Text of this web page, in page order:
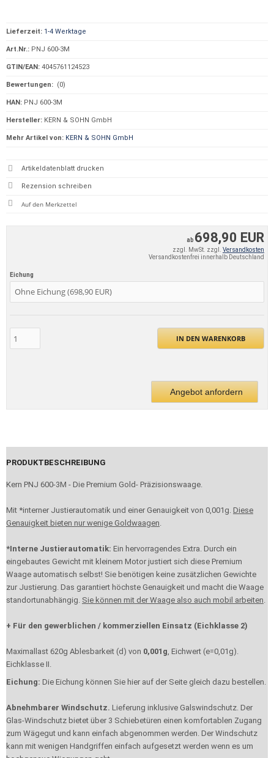
ab 698,90 EUR
zzgl. MwSt. zzgl. Versandkosten
Versandkostenfrei innerhalb Deutschland
Eichung
IN DEN WARENKORB
Angebot anfordern
Lieferzeit: 1-4 Werktage
Art.Nr.: PNJ 600-3M
GTIN/EAN: 4045761124523
Bewertungen: (0)
HAN: PNJ 600-3M
Hersteller: KERN & SOHN GmbH
Mehr Artikel von: KERN & SOHN GmbH
Artikeldatenblatt drucken
Rezension schreiben
PRODUKTBESCHREIBUNG
Kern PNJ 600-3M - Die Premium Gold- Präzisionswaage.
Mit *interner Justierautomatik und einer Genauigkeit von 0,001g. Diese
Genauigkeit bieten nur wenige Goldwaagen
*Interne Justierautomatik: Ein hervorragendes Extra. Durch ein
eingebautes Gewicht mit kleinem Motor justiert sich diese Premium
Waage automatisch selbst! Sie benötigen keine zusätzlichen Gewichte
zur Justierung. Das garantiert höchste Genauigkeit und macht die Waage
standortunabhängig. Sie können mit der Waage also auch mobil arbeiten
+ Für den gewerblichen / kommerziellen Einsatz (Eichklasse 2)
Maximallast 620g Ablesbarkeit (d) von 0,001g , Eichwert (e=0,01g).
Eichklasse II.
Eichung: Die Eichung können Sie hier auf der Seite gleich dazu bestellen.
Abnehmbarer Windschutz. Lieferung inklusive Galswindschutz. Der
Glas-Windschutz bietet über 3 Schiebetüren einen komfortablen Zugang
zum Wägegut und kann einfach abgenommen werden. Der Windschutz
kann mit wenigen Handgriffen einfach aufgesetzt werden wenn es um